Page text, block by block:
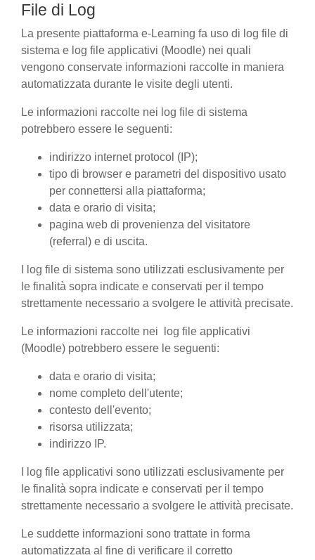
File di Log
La presente piattaforma e-Learning fa uso di log file di
sistema e log file applicativi (Moodle) nei quali
vengono conservate informazioni raccolte in maniera
automatizzata durante le visite degli utenti.
Le informazioni raccolte nei log file di sistema
potrebbero essere le seguenti:
indirizzo internet protocol (IP);
tipo di browser e parametri del dispositivo usato
per connettersi alla piattaforma;
data e orario di visita;
pagina web di provenienza del visitatore
(referral) e di uscita.
I log file di sistema sono utilizzati esclusivamente per
le finalità sopra indicate e conservati per il tempo
strettamente necessario a svolgere le attività precisate.
Le informazioni raccolte nei log file applicativi
(Moodle) potrebbero essere le seguenti:
data e orario di visita;
nome completo dell'utente;
contesto dell'evento;
risorsa utilizzata;
indirizzo IP.
I log file applicativi sono utilizzati esclusivamente per
le finalità sopra indicate e conservati per il tempo
strettamente necessario a svolgere le attività precisate.
Le suddette informazioni sono trattate in forma
automatizzata al fine di verificare il corretto